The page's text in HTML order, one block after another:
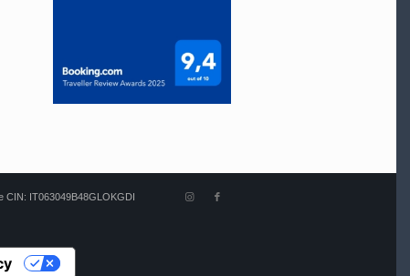
CIN: IT063049B48GLOKGDI